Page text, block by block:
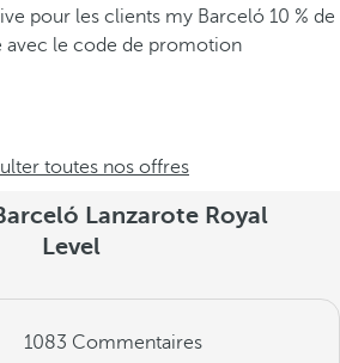
pour les clients my Barceló 10 % de
avec le code de promotion
toutes nos offres
Lanzarote Royal
Level
1083 Commentaires